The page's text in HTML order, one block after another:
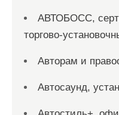
АВТОБОСС,
торгово-
Авторам и
Автосаунд,